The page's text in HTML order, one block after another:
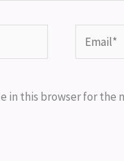
Email*
in this browser for the